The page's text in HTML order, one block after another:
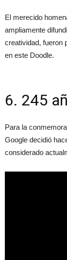
El merecido
ampliamente
creatividad, fueron
en este Doodle.
6. 245
Para la
Google decidió
considerado